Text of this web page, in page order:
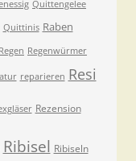
Quittengelee
Quittinis Raben
Regen Regenwürmer
reparieren Resi
Rezension
Ribisel Ribiseln